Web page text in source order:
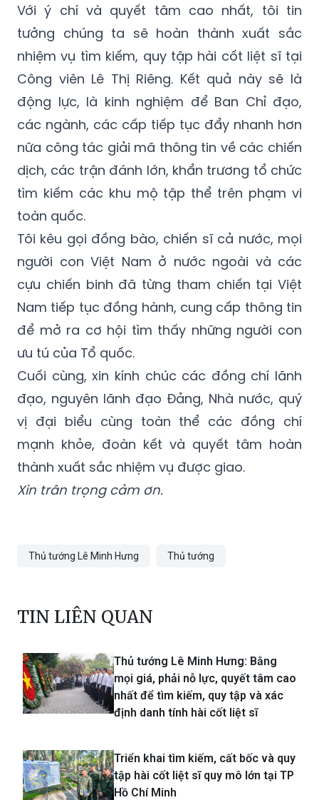
Với ý chí và quyết tâm cao nhất, tôi tin
tưởng chúng ta sẽ hoàn thành xuất sắc
nhiệm vụ tìm kiếm, quy tập hài cốt liệt sĩ tại
Công viên Lê Thị Riêng. Kết quả này sẽ là
động lực, là kinh nghiệm để Ban Chỉ đạo,
các ngành, các cấp tiếp tục đẩy nhanh hơn
nữa công tác giải mã thông tin về các chiến
dịch, các trận đánh lớn, khẩn trương tổ chức
tìm kiếm các khu mộ tập thể trên phạm vi
toàn quốc.
Tôi kêu gọi đồng bào, chiến sĩ cả nước, mọi
người con Việt Nam ở nước ngoài và các
cựu chiến binh đã từng tham chiến tại Việt
Nam tiếp tục đồng hành, cung cấp thông tin
để mở ra cơ hội tìm thấy những người con
ưu tú của Tổ quốc.
Cuối cùng, xin kính chúc các đồng chí lãnh
đạo, nguyên lãnh đạo Đảng, Nhà nước, quý
vị đại biểu cùng toàn thể các đồng chí
mạnh khỏe, đoàn kết và quyết tâm hoàn
thành xuất sắc nhiệm vụ được giao.
Xin trân trọng cảm ơn.
Thủ tướng Lê Minh Hưng Thủ tướng
TIN LIÊN QUAN
Thủ tướng Lê Minh Hưng: Bằng
mọi giá, phải nỗ lực, quyết tâm cao
nhất để tìm kiếm, quy tập và xác
định danh tính hài cốt liệt sĩ
Triển khai tìm kiếm, cất bốc và quy
tập hài cốt liệt sĩ quy mô lớn tại TP
Hồ Chí Minh